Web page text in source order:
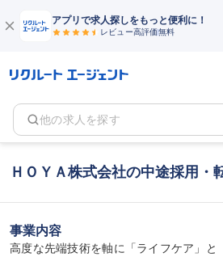
アプリで求人探しをもっと便利に！
レビュー高評価無料
他の求人を探す
ＨＯＹＡ株式会社の中途採用・
事業内容
高度な先端技術を軸に「ライフケア」と